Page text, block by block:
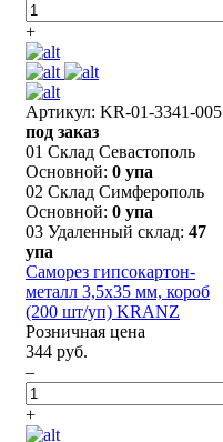
+
Артикул: KR-01-3341-005
под заказ
01 Склад Севастополь
Основной: 0 упа
02 Склад Симферополь
Основной: 0 упа
03 Удаленный склад: 47
упа
Саморез гипсокартон-
металл 3,5х35 мм, короб
(200 шт/уп) KRANZ
Розничная цена
344 руб.
–
+